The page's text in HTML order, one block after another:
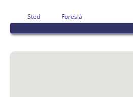
Sted Foreslå